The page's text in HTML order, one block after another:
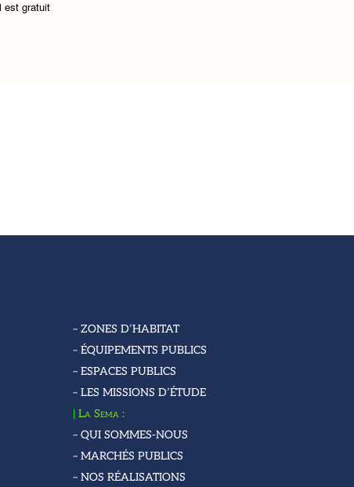
est gratuit
– ZONES D’HABITAT
– ÉQUIPEMENTS PUBLICS
– ESPACES PUBLICS
– LES MISSIONS D’ÉTUDE
| La Sema :
– QUI SOMMES-NOUS
– MARCHÉS PUBLICS
– NOS RÉALISATIONS